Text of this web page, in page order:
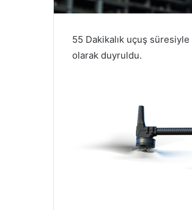
55 Dakikalık uçuş
olarak duyruldu.